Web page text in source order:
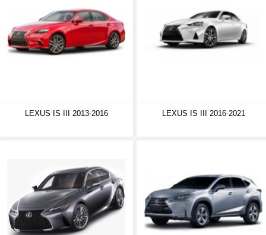
LEXUS IS III 2013-2016 LEXUS IS III 2016-2021